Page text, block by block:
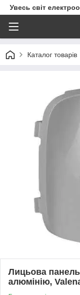
Увесь світ
Каталог товарів
Лицьова
алюмінію,